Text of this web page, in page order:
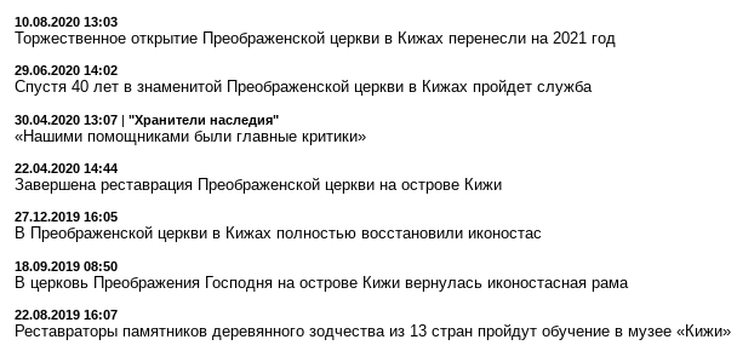
10.08.2020 13:03
Торжественное открытие Преображенской церкви в Кижах перенесли на 2021 год
29.06.2020 14:02
Спустя 40 лет в знаменитой Преображенской церкви в Кижах пройдет служба
30.04.2020 13:07 | "Хранители наследия"
«Нашими помощниками были главные критики»
22.04.2020 14:44
Завершена реставрация Преображенской церкви на острове Кижи
27.12.2019 16:05
В Преображенской церкви в Кижах полностью восстановили иконостас
18.09.2019 08:50
В церковь Преображения Господня на острове Кижи вернулась иконостасная рама
22.08.2019 16:07
Реставраторы памятников деревянного зодчества из 13 стран пройдут обучение в музее «Кижи»